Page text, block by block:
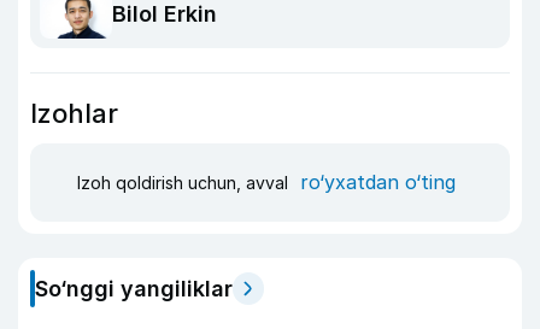
Bilol Erkin
Izohlar
Izoh qoldirish uchun, avval ro‘yxatdan o‘ting
So‘nggi yangiliklar